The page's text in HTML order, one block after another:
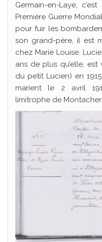
Germain-en-Laye,
Première Guerre
pour fuir les
son grand-père, il est
chez Marie Louise.
ans de plus qu’elle,
du petit Lucien) en
marient le 2 avril
limitrophe de